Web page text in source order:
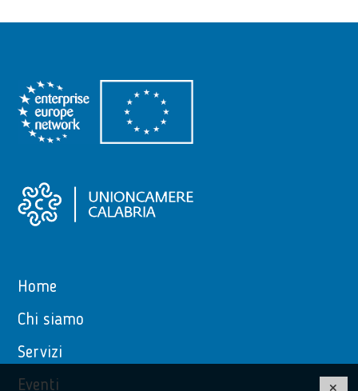
Home
Chi siamo
Servizi
Eventi